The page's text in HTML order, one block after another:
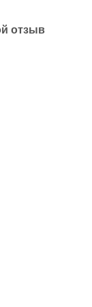
отзыв